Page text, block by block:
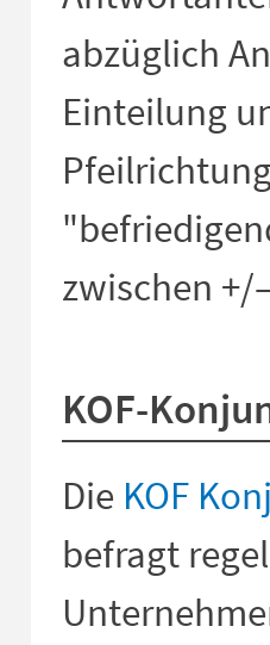
abzüglich
Einteilung
zwischen +/
KOF-
Die KOF
befragt